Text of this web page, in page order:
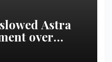
Astra
over
| VseTime.ru